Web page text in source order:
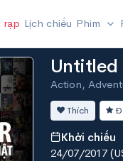
rạp Lịch chiếu Phim
Untitled
Action,
Thích
Khởi chiếu
24/07/2017